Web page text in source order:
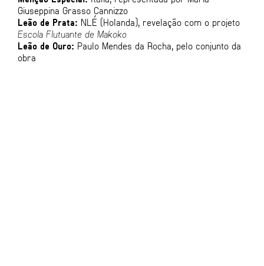
Giuseppina Grasso Cannizzo
Leão de Prata: NLÉ (Holanda), revelação com o projeto
Escola Flutuante de Makoko
Leão de Ouro: Paulo Mendes da Rocha, pelo conjunto da
obra